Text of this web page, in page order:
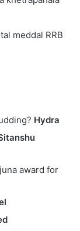
meddal RRB
Hydra
award for